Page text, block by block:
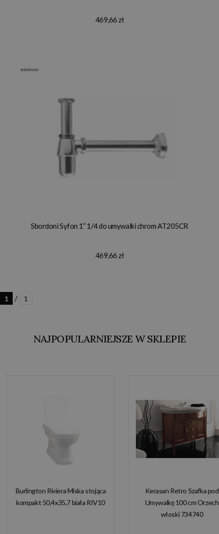
469,66 zł
Sbordoni Syfon 1” 1/4 do umywalki chrom AT205CR
469,66 zł
1 / 1
NAJPOPULARNIEJSZE W SKLEPIE
Burlington Riviera Miska stojąca
kompakt 50,4x35,7 biała RIV10
Kerasan Retro Szafka pod
Umywalkę 100 cm Orzech
włoski 734740